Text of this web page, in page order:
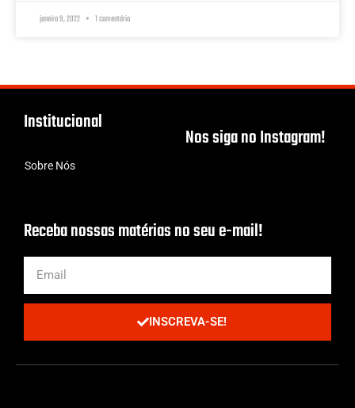
janeiro 9, 2022 1 comentário
Institucional
Sobre Nós
Nos siga no Instagram!
Receba nossas matérias no seu e-mail!
INSCREVA-SE!